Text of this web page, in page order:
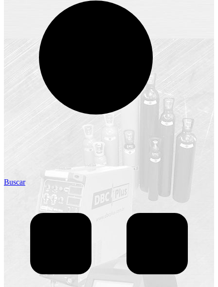
Buscar